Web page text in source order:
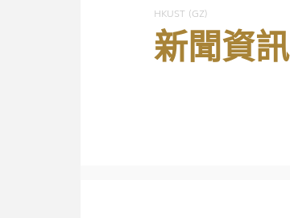
HKUST (GZ)
新聞資訊